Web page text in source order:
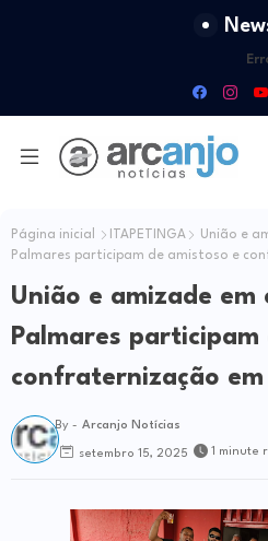
Página inicial ITAPETINGA
União e
Palmares participam de amistoso e
União e amizade em
Palmares participam
confraternização
By - Arcanjo Notícias
setembro 15, 2025 1 minute